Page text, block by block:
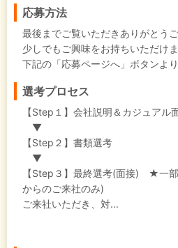
応募方法
最後までご覧いただきありがとうご
少しでもご興味をお持ちいただけま
下記の「応募ページへ」ボタンよ
選考プロセス
【Step１】会社説明＆カジュアル
▼
【Step２】書類選考
▼
【Step３】最終選考(面接) ★一
からのご来社のみ)
ご来社いただき、対...